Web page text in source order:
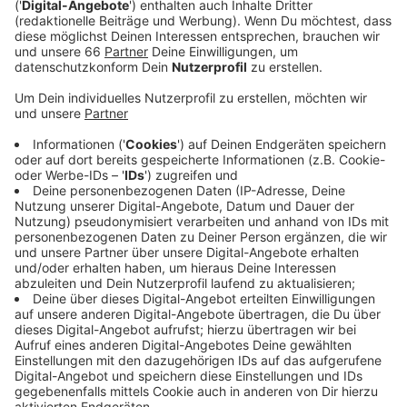
Anzeige
In den zwei Stunden sprechen die beiden ausführlich
über ihr aktuelles Stück
"Eine Mutter - zwei
November 2022 aufgeführt wird und über vieles mehr.
Zudem gibt sie einen Einblick über Privates mit Blick in
die Vergangenheit, Gegenwart und Zukunft.
Anzeige
Hier gibt’s den Talk zum Nachhören
Anzeige